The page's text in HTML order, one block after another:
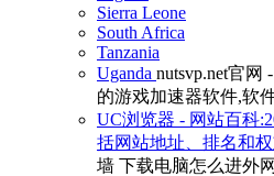
Sierra Leone
South Africa
Tanzania
Uganda nutsvp.net官网
的游戏加速器软件,软
UC浏览器 - 网站百科
括网站地址、排名和
墙 下载电脑怎么进外